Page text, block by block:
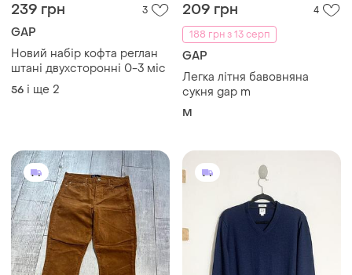
239 грн 3
GAP
Новий набір кофта реглан
штані двухсторонні 0-3 міс
56 і ще 2
209 грн
4
188 грн з 13 серп
GAP
Легка літня бавовняна
сукня gap m
M